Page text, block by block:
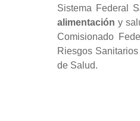
Sistema Federal
alimentación y
Comisionado
Riesgos
de Salud.